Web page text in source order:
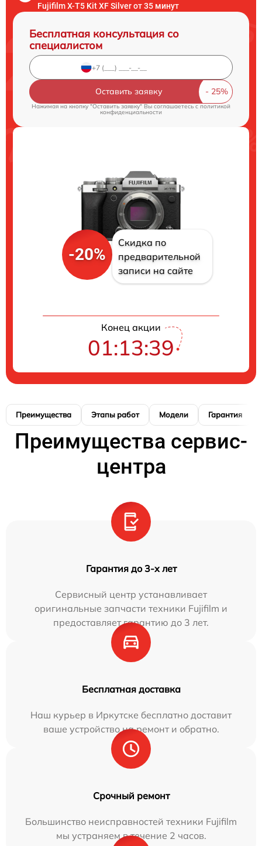
Fujifilm X-T5 Kit XF Silver от 35 минут
Бесплатная консультация со
специалистом
Оставить заявку
Нажимая на кнопку "Оставить заявку" Вы соглашаетесь c политикой
конфиденциальности
-20%
Скидка по
предварительной
записи на сайте
Конец акции
01:13:39
Преимущества Этапы работ Модели Гарантия
Преимущества сервис-
центра
Гарантия до 3-х лет
Сервисный центр устанавливает
оригинальные запчасти техники Fujifilm и
предоставляет гарантию до 3 лет.
Бесплатная доставка
Наш курьер в Иркутске бесплатно доставит
ваше устройство на ремонт и обратно.
Срочный ремонт
Большинство неисправностей техники Fujifilm
мы устраняем в течение 2 часов.